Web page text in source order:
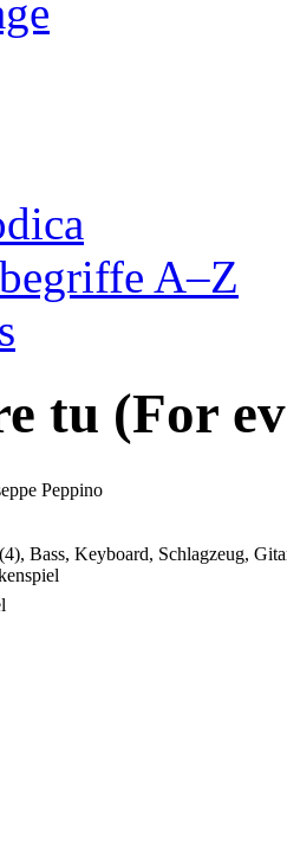
A–Z
tu (For
Peppino
Bass, Keyboard, Schlagzeug,